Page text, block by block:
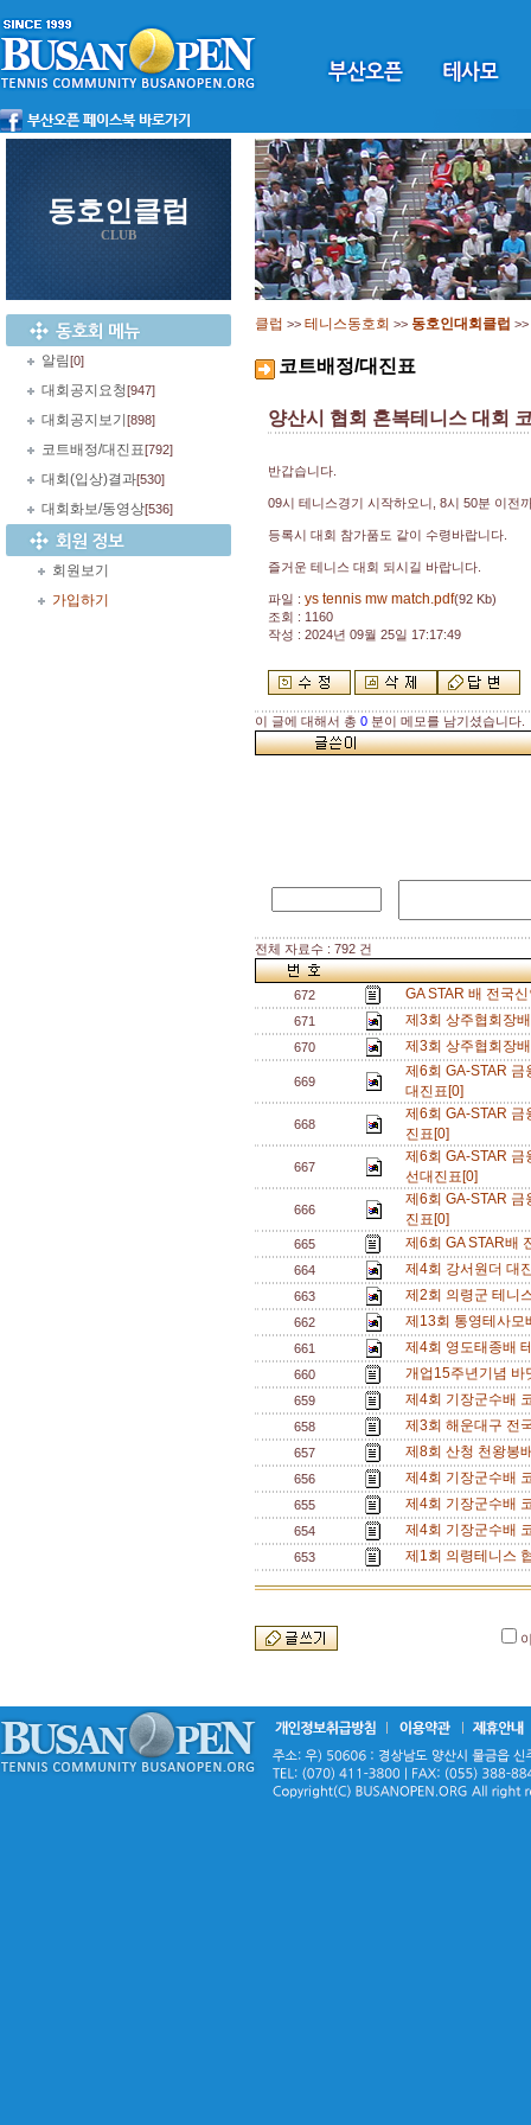
동호인클럽
CLUB
알림[0]
대회공지요청[947]
대회공지보기 [898]
코트배정/대진표[792]
대회(입상)결과[530]
대회화보/동영상[536]
회원보기
가입하기
클럽 >> 테니스동호회 >> 동호인대회클럽 >>
코트배정/대진표
양산시 협회 혼복테니스 대회
반갑습니다.
09시 테니스경기 시작하오니, 8시 50분 이전
등록시 대회 참가품도 같이 수령바랍니다.
즐거운 테니스 대회 되시길 바랍니다.
파일 : ys tennis mw match.pdf(92 Kb)
조회 : 1160
작성 : 2024년 09월 25일 17:17:49
이 글에 대해서 총 0 분이 메모를 남기셨습니다.
전체 자료수 : 792 건
672 GA STAR 배 전국
671 제3회 상주협회장
670 제3회 상주협회장
669
제6회 GA-STAR
대진표[0]
668
제6회 GA-STAR
진표[0]
667
제6회 GA-STAR
선대진표[0]
666
제6회 GA-STAR
진표[0]
665 제6회 GA STAR배
664 제4회 강서원더 대
663 제2회 의령군 테니
662 제13회 통영테사
661 제4회 영도태종배
660 개업15주년기념
659 제4회 기장군수배
658 제3회 해운대구 전
657 제8회 산청 천왕봉
656 제4회 기장군수배
655 제4회 기장군수배
654 제4회 기장군수배
653 제1회 의령테니스